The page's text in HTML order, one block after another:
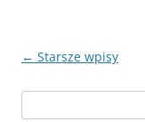
Nawigacja
← Starsze wpisy